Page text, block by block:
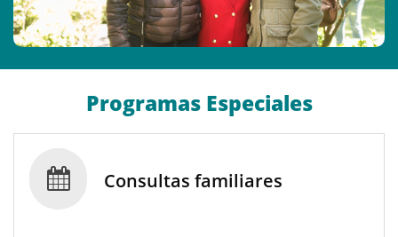
Programas Especiales
 Consultas familiares